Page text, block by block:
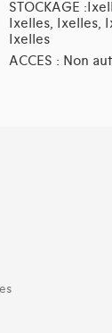
STOCKAGE
Ixelles, Ixelles,
Ixelles
ACCES : Non
(5)
(2)
et
et de